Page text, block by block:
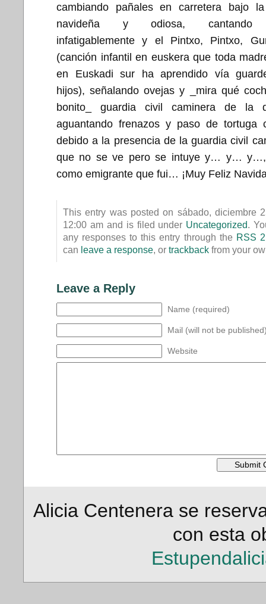
cambiando pañales en carretera bajo
navideña y odiosa, cantando
infatigablemente y el Pintxo, Pintxo,
(canción infantil en euskera que toda
en Euskadi sur ha aprendido vía
hijos), señalando ovejas y _mira qué
bonito_ guardia civil caminera de la
aguantando frenazos y paso de tortuga
debido a la presencia de la guardia civil
que no se ve pero se intuye y… y… y…,
como emigrante que fui… ¡Muy Feliz
This entry was posted on sábado, diciembre
12:00 am and is filed under Uncategorized.
any responses to this entry through the RSS
can leave a response, or trackback from your
Leave a Reply
Name (required)
Mail (will not be
Website
Alicia Centenera se
con esta